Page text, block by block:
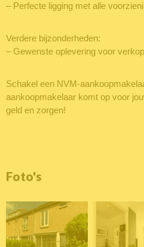
– Perfecte ligging met alle
Verdere bijzonderheden:
– Gewenste oplevering voor
Schakel een NVM-
aankoopmakelaar komt op voor
geld en zorgen!
Foto's